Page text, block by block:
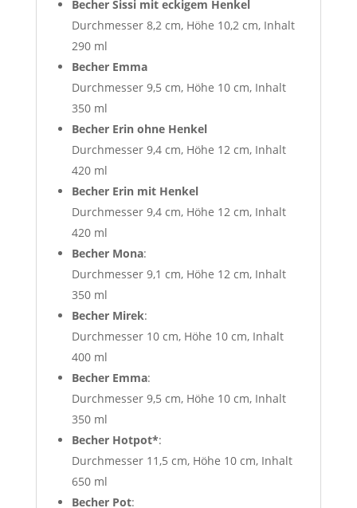
Becher Sissi mit eckigem Henkel
Durchmesser 8,2 cm, Höhe 10,2 cm, Inhalt
290 ml
Becher Emma
Durchmesser 9,5 cm, Höhe 10 cm, Inhalt
350 ml
Becher Erin ohne Henkel
Durchmesser 9,4 cm, Höhe 12 cm, Inhalt
420 ml
Becher Erin mit Henkel
Durchmesser 9,4 cm, Höhe 12 cm, Inhalt
420 ml
Becher Mona:
Durchmesser 9,1 cm, Höhe 12 cm, Inhalt
350 ml
Becher Mirek:
Durchmesser 10 cm, Höhe 10 cm, Inhalt
400 ml
Becher Emma:
Durchmesser 9,5 cm, Höhe 10 cm, Inhalt
350 ml
Becher Hotpot*:
Durchmesser 11,5 cm, Höhe 10 cm, Inhalt
650 ml
Becher Pot: